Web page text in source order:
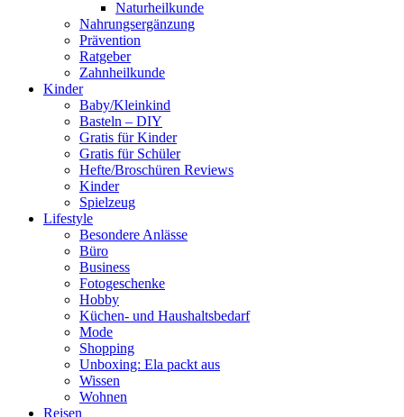
Naturheilkunde
Nahrungsergänzung
Prävention
Ratgeber
Zahnheilkunde
Kinder
Baby/Kleinkind
Basteln – DIY
Gratis für Kinder
Gratis für Schüler
Hefte/Broschüren Reviews
Kinder
Spielzeug
Lifestyle
Besondere Anlässe
Büro
Business
Fotogeschenke
Hobby
Küchen- und Haushaltsbedarf
Mode
Shopping
Unboxing: Ela packt aus
Wissen
Wohnen
Reisen